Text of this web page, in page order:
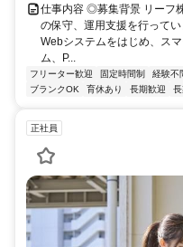
仕事内容 ◎募集背景 リーフ
の保守、運用支援を行って
Webシステムをはじめ、ス
ム、P...
フリーター歓迎 固定時間制 経験不
ブランクOK
育休あり 長期歓迎
正社員